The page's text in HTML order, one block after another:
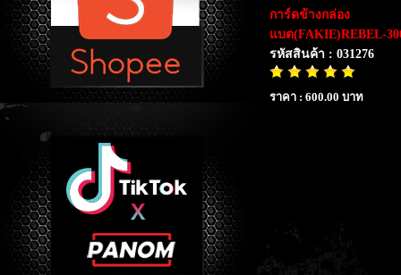
การ์ดข้างกล่อง
แบต(FAKIE)REBEL-
รหัสสินค้า : 031276
ราคา : 600.00 บาท